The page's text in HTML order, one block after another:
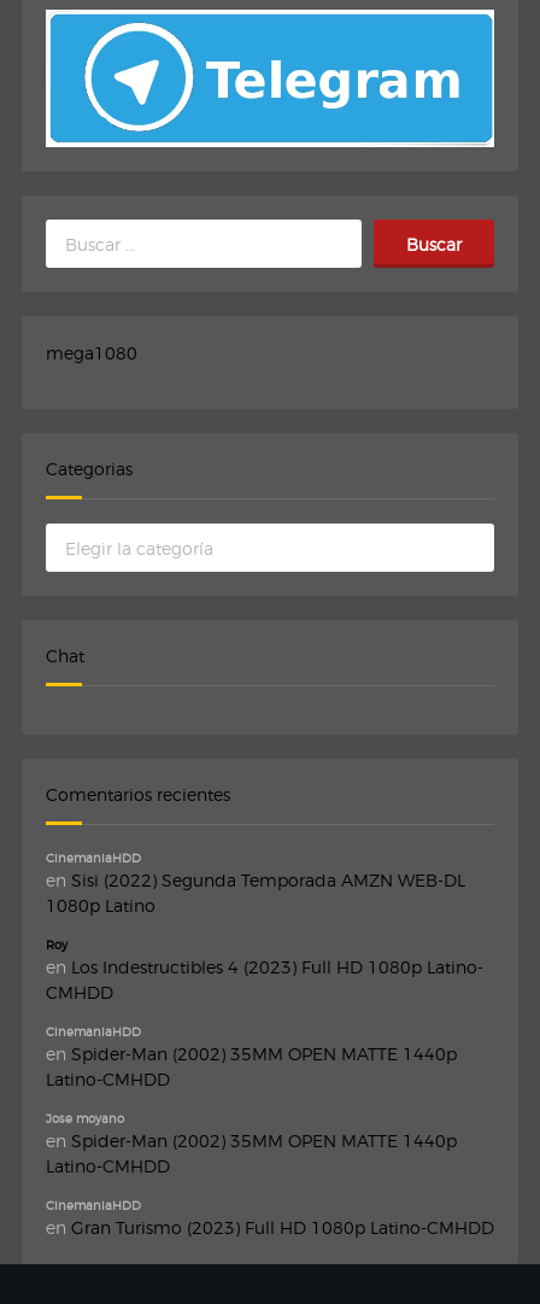
mega1080
Categorias
Chat
Comentarios recientes
CinemaniaHDD
en Sisi (2022) Segunda Temporada AMZN WEB-DL
1080p Latino
Roy
en Los Indestructibles 4 (2023) Full HD 1080p Latino-
CMHDD
CinemaniaHDD
en Spider-Man (2002) 35MM OPEN MATTE 1440p
Latino-CMHDD
Jose moyano
en Spider-Man (2002) 35MM OPEN MATTE 1440p
Latino-CMHDD
CinemaniaHDD
en Gran Turismo (2023) Full HD 1080p Latino-CMHDD